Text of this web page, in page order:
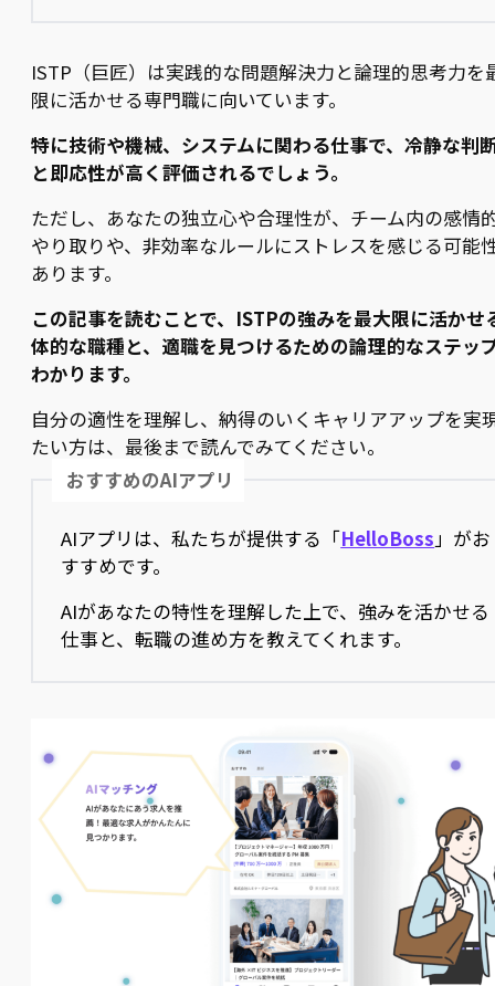
ISTP（巨匠）は実践的な問題解決力と論理的思考力を
限に活かせる専門職に向いています。
特に技術や機械、システムに関わる仕事で、冷静な判
と即応性が高く評価されるでしょう。
ただし、あなたの独立心や合理性が、チーム内の感情
やり取りや、非効率なルールにストレスを感じる可能
あります。
この記事を読むことで、ISTPの強みを最大限に活かせ
体的な職種と、適職を見つけるための論理的なステッ
わかります。
自分の適性を理解し、納得のいくキャリアアップを実
たい方は、最後まで読んでみてください。
おすすめのAIアプリ
AIアプリは、私たちが提供する「HelloBoss 」がお
すすめです。
AIがあなたの特性を理解した上で、強みを活かせる
仕事と、転職の進め方を教えてくれます。